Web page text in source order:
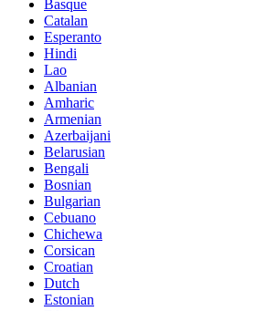
Basque
Catalan
Esperanto
Hindi
Lao
Albanian
Amharic
Armenian
Azerbaijani
Belarusian
Bengali
Bosnian
Bulgarian
Cebuano
Chichewa
Corsican
Croatian
Dutch
Estonian